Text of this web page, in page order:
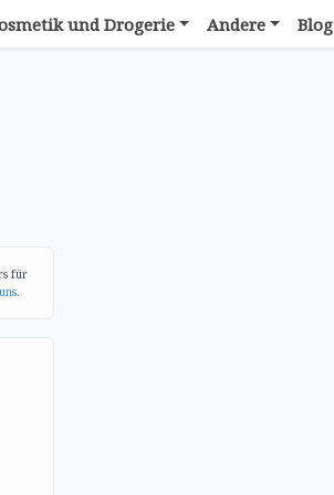
und Drogerie Andere Blog
für
.